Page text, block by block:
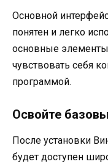
Основной
понятен и легко
основные
чувствовать себя
программой.
Освойте
После установки
будет доступен